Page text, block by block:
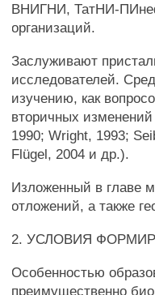
ВНИГНИ, ТатНИ-
организаций.
Заслуживают
исследователей.
изучению, как
вторичных
1990; Wright, 1993;
Flügel, 2004 и др.).
Изложенный в главе
отложений, а также
2. УСЛОВИЯ
Особенностью
преимущественно